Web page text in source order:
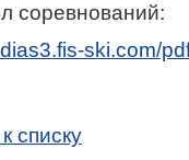
соревнований:
ski.com/
списку